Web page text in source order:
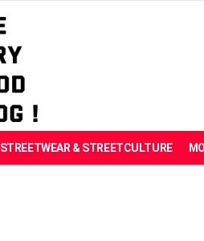
STREETWEAR & STREETCULTURE